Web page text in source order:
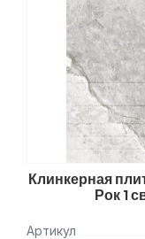
Клинкерная
Рок 1
Артикул